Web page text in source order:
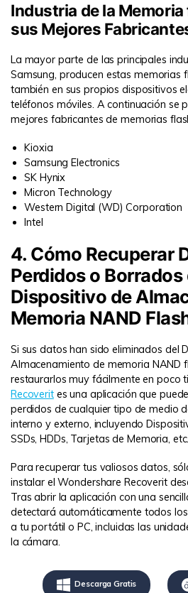
Industria de la Memoria
sus Mejores
La mayor parte de las principales
Samsung, producen estas memorias
también en sus propios dispositivos
teléfonos móviles. A continuación se
mejores fabricantes de memorias
Kioxia
Samsung Electronics
SK Hynix
Micron Technology
Western Digital (WD) Corporation
Intel
4. Cómo Recuperar
Perdidos o Borrados
Dispositivo de
Memoria NAND
Si sus datos han sido eliminados del
Almacenamiento de memoria NAND
restaurarlos muy fácilmente en poco
Recoverites una aplicación que
perdidos de cualquier tipo de medio
interno y externo, incluyendo
SSDs, HDDs, Tarjetas de Memoria, etc.
Para recuperar tus valiosos datos,
instalar el Wondershare Recoverit
Tras abrir la aplicación con una
detectará automáticamente todos
a tu portátil o PC, incluidas las
la cámara.
Descarga Gratis